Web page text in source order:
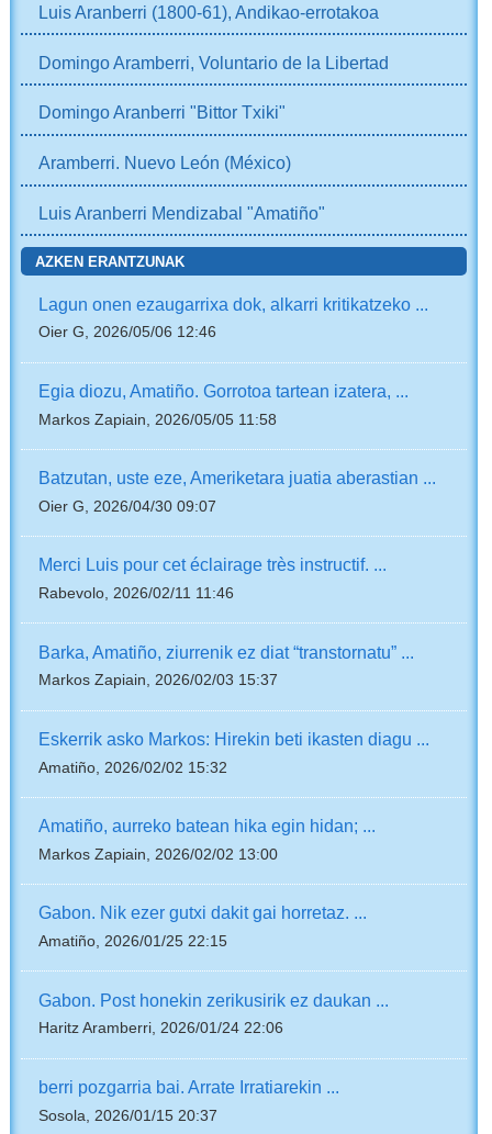
Luis Aranberri (1800-61), Andikao-errotakoa
Domingo Aramberri, Voluntario de la Libertad
Domingo Aranberri "Bittor Txiki"
Aramberri. Nuevo León (México)
Luis Aranberri Mendizabal "Amatiño"
AZKEN ERANTZUNAK
Lagun onen ezaugarrixa dok, alkarri kritikatzeko ...
Oier G, 2026/05/06 12:46
Egia diozu, Amatiño. Gorrotoa tartean izatera, ...
Markos Zapiain, 2026/05/05 11:58
Batzutan, uste eze, Ameriketara juatia aberastian ...
Oier G, 2026/04/30 09:07
Merci Luis pour cet éclairage très instructif. ...
Rabevolo, 2026/02/11 11:46
Barka, Amatiño, ziurrenik ez diat “transtornatu” ...
Markos Zapiain, 2026/02/03 15:37
Eskerrik asko Markos: Hirekin beti ikasten diagu ...
Amatiño, 2026/02/02 15:32
Amatiño, aurreko batean hika egin hidan; ...
Markos Zapiain, 2026/02/02 13:00
Gabon. Nik ezer gutxi dakit gai horretaz. ...
Amatiño, 2026/01/25 22:15
Gabon. Post honekin zerikusirik ez daukan ...
Haritz Aramberri, 2026/01/24 22:06
berri pozgarria bai. Arrate Irratiarekin ...
Sosola, 2026/01/15 20:37